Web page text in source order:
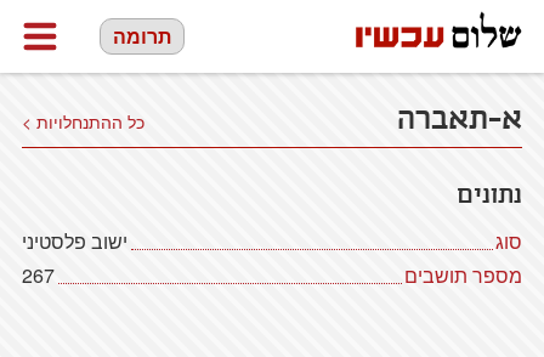
תרומה
א-תאברה כל ההתנחלויות >
נתונים
סוג
ישוב פלסטיני
מספר תושבים
267